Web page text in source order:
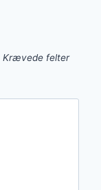
Krævede felter